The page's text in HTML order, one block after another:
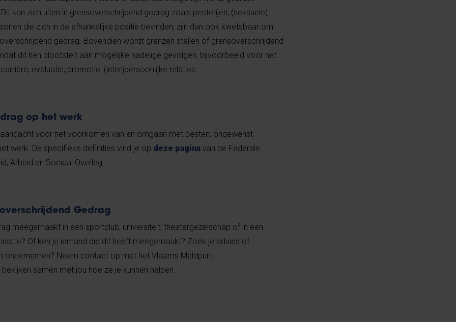
kan zich uiten in grensoverschrijdend gedrag zoals pesterijen, (seksuele)
die zich in de afhankelijke positie bevinden, zijn dan ook kwetsbaar om
gedrag. Bovendien wordt grenzen stellen of grensoverschrijdend
dit hen blootstelt aan mogelijke nadelige gevolgen, bijvoorbeeld voor het
evaluatie, promotie, (inter)persoonlijke relaties…
op het werk
voor het voorkomen van en omgaan met pesten, ongewenst
werk. De specifieke definities vind je op deze pagina van de Federale
Arbeid en Sociaal Overleg.
Gedrag
meegemaakt in een sportclub, universiteit, theatergezelschap of in een
Of ken je iemand die dit heeft meegemaakt? Zoek je advies of
ondernemen? Neem contact op met het Vlaams Meldpunt
samen met jou hoe ze je kunnen helpen.